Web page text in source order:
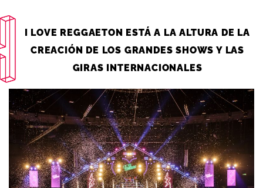
I LOVE REGGAETON ESTÁ A LA ALTURA DE LA
CREACIÓN DE LOS GRANDES SHOWS Y LAS
GIRAS INTERNACIONALES